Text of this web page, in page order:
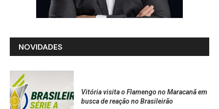
NOVIDADES
Vitória visita o Flamengo no Maracanã em
busca de reação no Brasileirão